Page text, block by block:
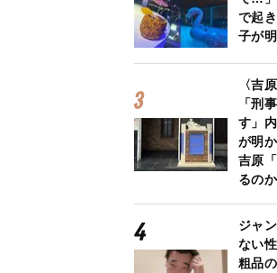
で起
子が
〈吉
「刑
す」
が明
吉原
るのか
ジャ
ない
粗品